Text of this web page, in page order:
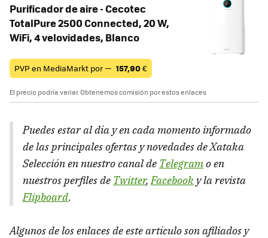
Purificador de aire - Cecotec
TotalPure 2500 Connected, 20 W,
WiFi, 4 velovidades, Blanco
PVP en MediaMarkt por — 157,90€
El precio podría variar. Obtenemos comisión por estos enlaces
Puedes estar al día y en cada momento informado
de las principales ofertas y novedades de Xataka
Selección en nuestro canal de Telegramo en
nuestros perfiles de Twitter, Facebook y la revista
Flipboard.
Algunos de los enlaces de este artículo son afiliados y